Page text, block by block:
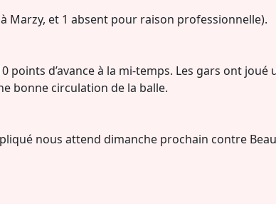
Marzy, et 1 absent pour raison professionnelle).
d’avance à la mi-temps. Les gars ont joué
bonne circulation de la balle.
nous attend dimanche prochain contre